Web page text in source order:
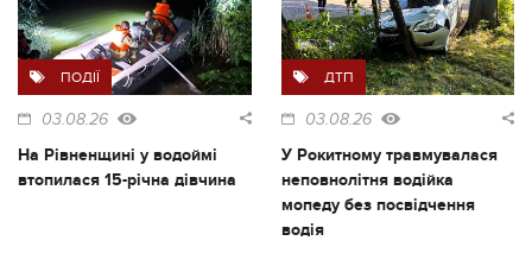
ПОДІЇ
03.08.26
На Рівненщині у водоймі
втопилася 15-річна дівчина
ДТП
03.08.26
У Рокитному травмувалася
неповнолітня водійка
мопеду без посвідчення
водія